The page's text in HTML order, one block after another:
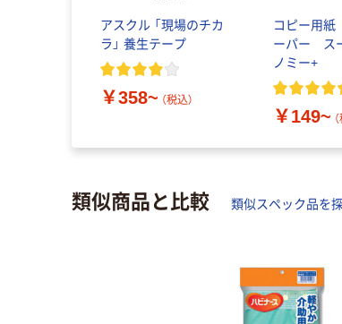
アスクル 「現場のチカ
ラ」 養生テープ
￥358~ （税込）
コピー用
ーパー ス
ノミー+
￥149~
類似商品と比較 類似スペック品を